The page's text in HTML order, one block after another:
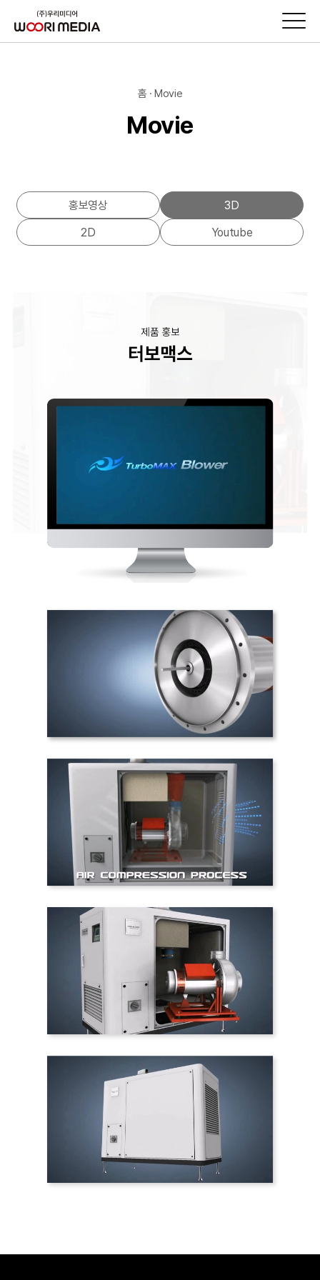
홈 · Movie
Movie
홍보영상
3D
2D
Youtube